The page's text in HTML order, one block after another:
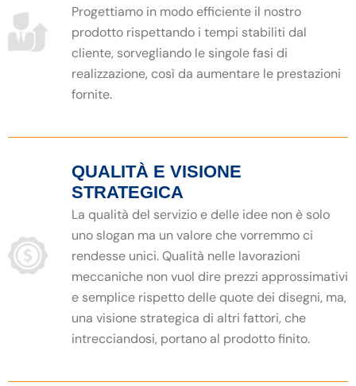
Progettiamo in modo efficiente il nostro
prodotto rispettando i tempi stabiliti dal
cliente, sorvegliando le singole fasi di
realizzazione, così da aumentare le prestazioni
fornite.
QUALITÀ E VISIONE
STRATEGICA
La qualità del servizio e delle idee non è solo
uno slogan ma un valore che vorremmo ci
rendesse unici. Qualità nelle lavorazioni
meccaniche non vuol dire prezzi approssimativi
e semplice rispetto delle quote dei disegni, ma,
una visione strategica di altri fattori, che
intrecciandosi, portano al prodotto finito.